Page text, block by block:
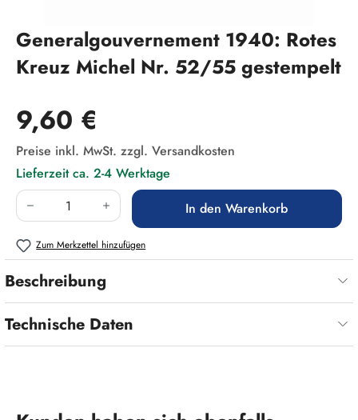
Generalgouvernement 1940: Rotes
Kreuz Michel Nr. 52/55 gestempelt
Regulärer Preis:
9,60 €
Preise inkl. MwSt. zzgl. Versandkosten
Lieferzeit ca. 2-4 Werktage
Produkt Anzahl: Gib den gewünschten Wert
In den Warenkorb
Zum Merkzettel hinzufügen
Beschreibung
Technische Daten
Produktgalerie überspringen